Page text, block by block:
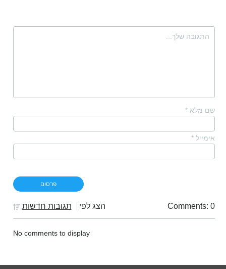
שם מלא *
אימייל *
Comments: 0 הצג לפי תגובות חדשות
No comments to display